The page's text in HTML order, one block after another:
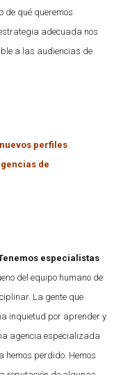
de qué queremos
adecuada nos
a las audiencias de
perfiles
de
especialistas
del equipo humano de
La gente que
inquietud por aprender y
agencia especializada
hemos perdido. Hemos